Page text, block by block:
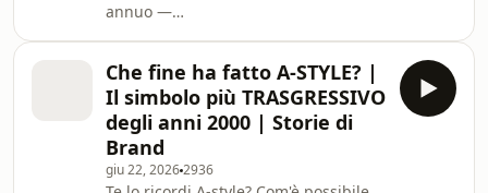
annuo —
con il 50% di sconto -
https://get.brevo.com/brandy Nel
1992 HOOVER controllava oltre il 50%
del mercato britannico degli
aspirapolvere. Un anno dopo, era in
Che fine ha fatto A-STYLE? |
Il simbolo più TRASGRESSIVO
degli anni 2000 | Storie di
Brand
giu 22, 20262936